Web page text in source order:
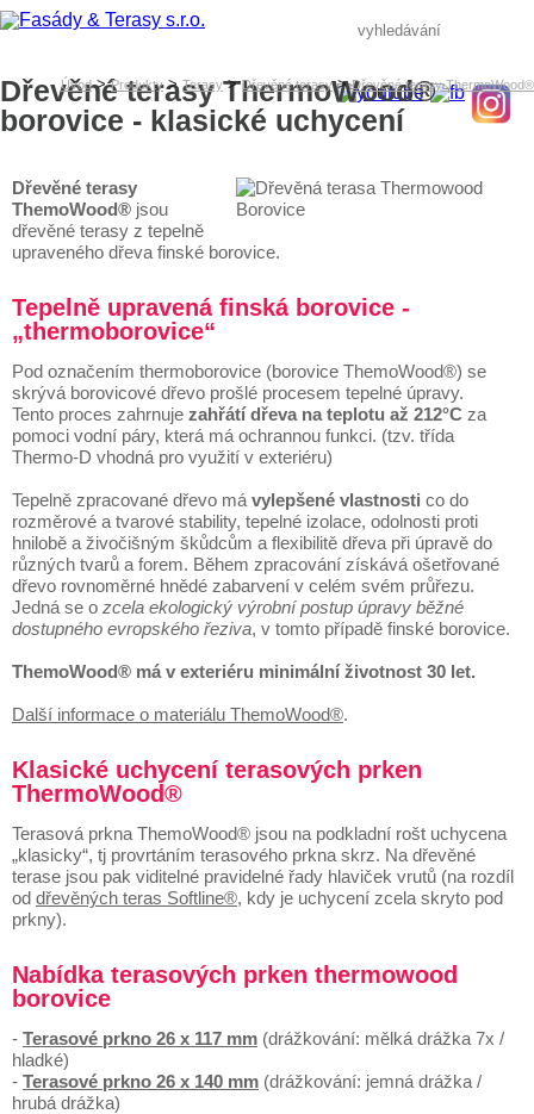
Úvod>Produkty> Terasy>Dřevěné terasy>Dřevěné terasy ThermoWood®
Dřevěné terasy ThermoWood®
borovice - klasické uchycení
Dřevěné terasy
ThemoWood® jsou
dřevěné terasy z tepelně
upraveného dřeva finské borovice.
Tepelně upravená finská borovice -
„thermoborovice“
Pod označením thermoborovice (borovice ThemoWood®) se
skrývá borovicové dřevo prošlé procesem tepelné úpravy.
Tento proces zahrnuje zahřátí dřeva na teplotu až 212°C za
pomoci vodní páry, která má ochrannou funkci. (tzv. třída
Thermo-D vhodná pro využití v exteriéru)
Tepelně zpracované dřevo má vylepšené vlastnosti co do
rozměrové a tvarové stability, tepelné izolace, odolnosti proti
hnilobě a živočišným škůdcům a flexibilitě dřeva při úpravě do
různých tvarů a forem. Během zpracování získává ošetřované
dřevo rovnoměrné hnědé zabarvení v celém svém průřezu.
Jedná se o zcela ekologický výrobní postup úpravy běžné
dostupného evropského řeziva, v tomto případě finské borovice.
ThemoWood® má v exteriéru minimální životnost 30 let.
Další informace o materiálu ThemoWood®.
Klasické uchycení terasových prken
ThermoWood®
Terasová prkna ThemoWood® jsou na podkladní rošt uchycena
„klasicky“, tj provrtáním terasového prkna skrz. Na dřevěné
terase jsou pak viditelné pravidelné řady hlaviček vrutů (na rozdíl
od dřevěných teras Softline®, kdy je uchycení zcela skryto pod
prkny).
Nabídka terasových prken thermowood
borovice
- Terasové prkno 26 x 117 mm (drážkování: mělká drážka 7x /
hladké)
- Terasové prkno 26 x 140 mm (drážkování: jemná drážka /
hrubá drážka)